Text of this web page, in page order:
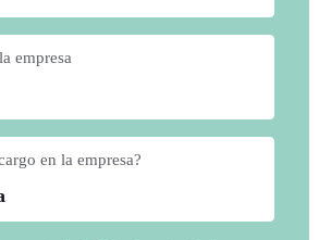
empresa
en la empresa?